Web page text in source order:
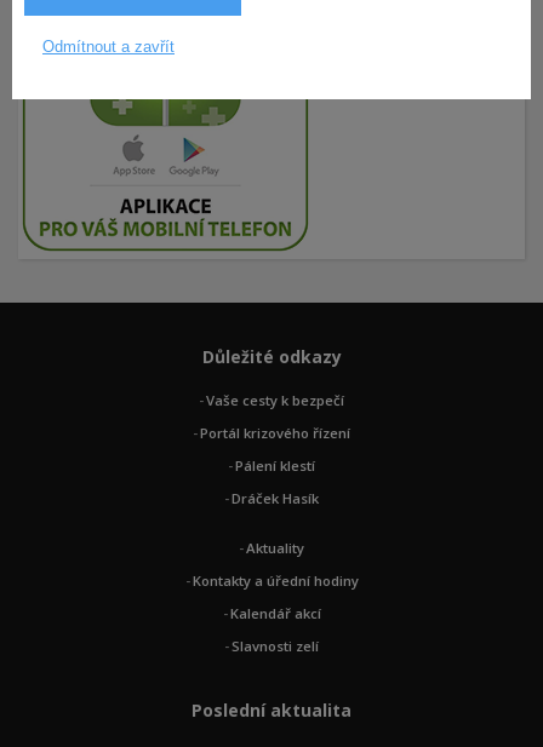
Odmítnout a zavřít
Důležité odkazy
Vaše cesty k bezpečí
Portál krizového řízení
Pálení klestí
Dráček Hasík
Aktuality
Kontakty a úřední hodiny
Kalendář akcí
Slavnosti zelí
Poslední aktualita